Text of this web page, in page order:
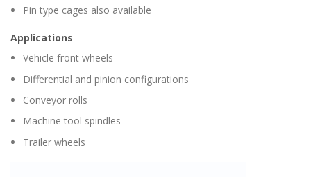
Pin type cages also available
Applications
Vehicle front wheels
Differential and pinion configurations
Conveyor rolls
Machine tool spindles
Trailer wheels